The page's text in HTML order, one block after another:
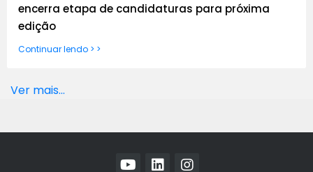
encerra etapa de candidaturas para próxima
edição
Continuar lendo > >
Ver mais...